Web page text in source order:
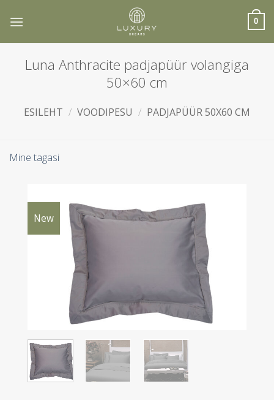
0
Luna Anthracite padjapüür volangiga
50×60 cm
ESILEHT / VOODIPESU / PADJAPÜÜR 50X60 CM
Mine tagasi
New